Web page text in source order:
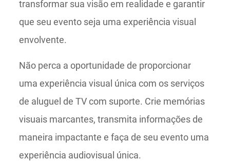
transformar sua visão em realidade e garantir
que seu evento seja uma experiência visual
envolvente.
Não perca a oportunidade de proporcionar
uma experiência visual única com os serviços
de aluguel de TV com suporte. Crie memórias
visuais marcantes, transmita informações de
maneira impactante e faça de seu evento uma
experiência audiovisual única.